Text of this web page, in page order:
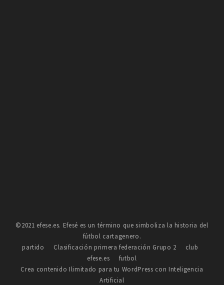
©2021 efese.es. Efesé es un término que simboliza la historia del
fútbol cartagenero.
partido
Clasificación primera federación Grupo 2
club
efese.es
futbol
Crea contenido Ilimitado para tu WordPress con Inteligencia
Artificial